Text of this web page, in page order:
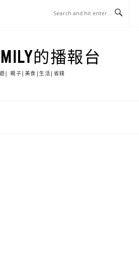
的播報台
| 親子|美食|生活|省錢